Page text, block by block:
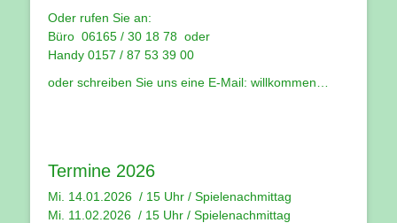
Oder rufen Sie an:
Büro 06165 / 30 18 78 oder
Handy 0157 / 87 53 39 00
oder schreiben Sie uns eine E-Mail: willkommen…
Termine 2026
Mi. 14.01.2026 / 15 Uhr / Spielenachmittag
Mi. 11.02.2026 / 15 Uhr / Spielenachmittag